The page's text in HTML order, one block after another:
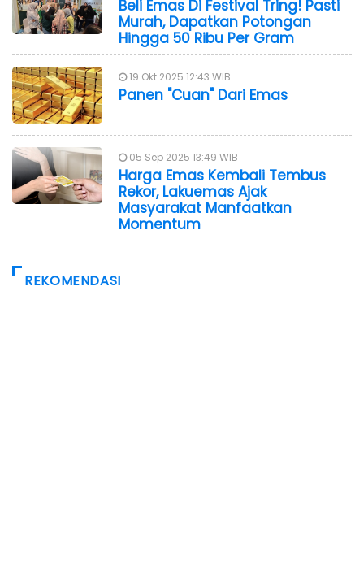
Beli Emas Di Festival Tring! Pasti
Murah, Dapatkan Potongan
Hingga 50 Ribu Per Gram
19 Okt 2025 12:43 WIB
Panen "Cuan" Dari Emas
05 Sep 2025 13:49 WIB
Harga Emas Kembali Tembus
Rekor, Lakuemas Ajak
Masyarakat Manfaatkan
Momentum
REKOMENDASI